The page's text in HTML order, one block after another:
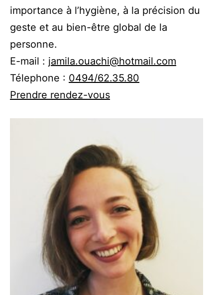
importance à l’hygiène, à la précision du
geste et au bien-être global de la
personne.
E-mail : jamila.ouachi@hotmail.com
Télephone : 0494/62.35.80
Prendre rendez-vous